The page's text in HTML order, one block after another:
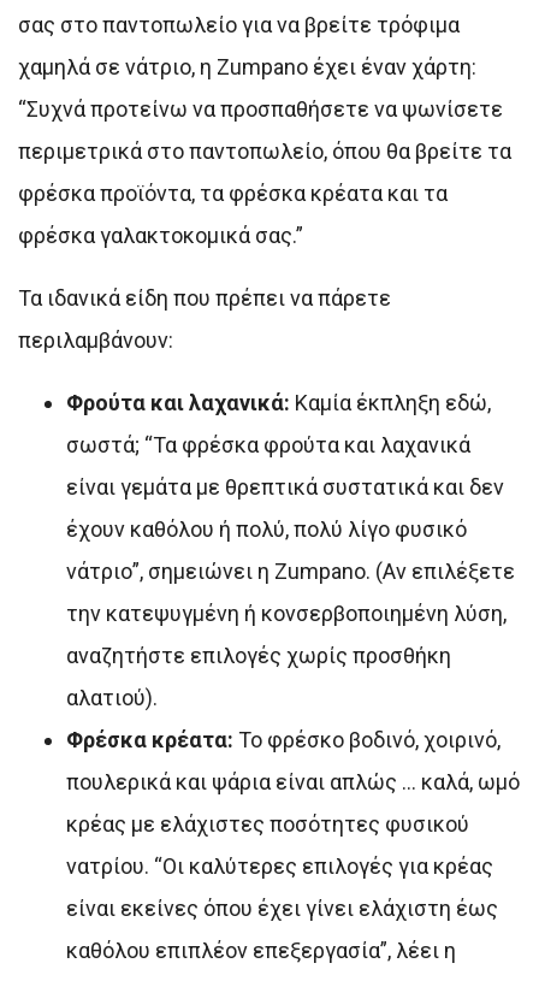
σας στο παντοπωλείο για να βρείτε τρόφιμα
χαμηλά σε νάτριο, η Zumpano έχει έναν χάρτη:
“Συχνά προτείνω να προσπαθήσετε να ψωνίσετε
περιμετρικά στο παντοπωλείο, όπου θα βρείτε τα
φρέσκα προϊόντα, τα φρέσκα κρέατα και τα
φρέσκα γαλακτοκομικά σας.”
Τα ιδανικά είδη που πρέπει να πάρετε
περιλαμβάνουν:
Φρούτα και λαχανικά: Καμία έκπληξη εδώ,
σωστά; “Τα φρέσκα φρούτα και λαχανικά
είναι γεμάτα με θρεπτικά συστατικά και δεν
έχουν καθόλου ή πολύ, πολύ λίγο φυσικό
νάτριο”, σημειώνει η Zumpano. (Αν επιλέξετε
την κατεψυγμένη ή κονσερβοποιημένη λύση,
αναζητήστε επιλογές χωρίς προσθήκη
αλατιού).
Φρέσκα κρέατα: Το φρέσκο ​​βοδινό, χοιρινό,
πουλερικά και ψάρια είναι απλώς … καλά, ωμό
κρέας με ελάχιστες ποσότητες φυσικού
νατρίου. “Οι καλύτερες επιλογές για κρέας
είναι εκείνες όπου έχει γίνει ελάχιστη έως
καθόλου επιπλέον επεξεργασία”, λέει η